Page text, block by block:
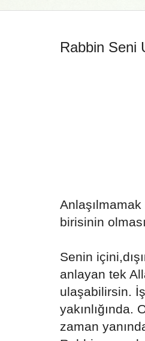
Rabbin Seni
birisinin
Senin
anlayan tek
ulaşabilirsin.
zaman